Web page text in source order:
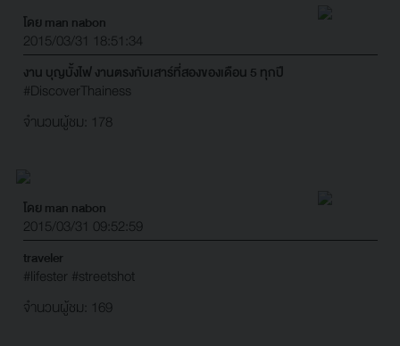
โดย man nabon
2015/03/31 18:51:34
งาน บุญบั้งไฟ งานตรงกับเสาร์ที่สองของเดือน 5 ทุกปี
#DiscoverThainess
จำนวนผู้ชม: 178
โดย man nabon
2015/03/31 09:52:59
traveler
#lifester #streetshot
จำนวนผู้ชม: 169